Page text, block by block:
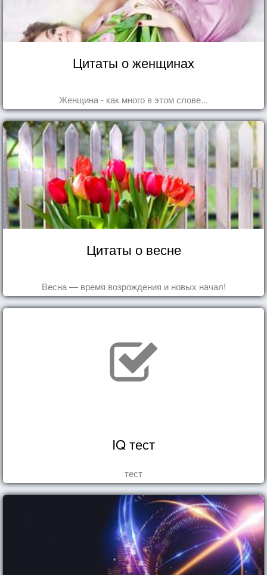
Цитаты о женщинах
Женщина - как много в этом слове...
Цитаты о весне
Весна — время возрождения и новых начал!
IQ тест
тест